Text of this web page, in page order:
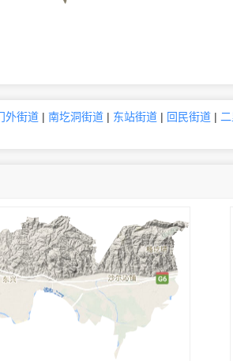
外街道 | 南圪洞街道 | 东站街道 | 回民街道 |